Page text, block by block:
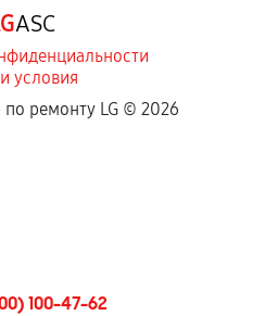
ASC
условия
ремонту LG © 2026
100-47-62